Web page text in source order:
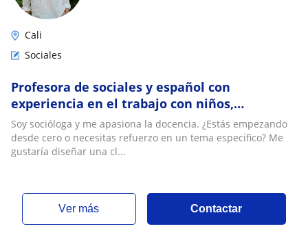
Cali
Sociales
Profesora de sociales y español con
experiencia en el trabajo con niños,
adolescentes y adultos
Soy socióloga y me apasiona la docencia. ¿Estás empezando
desde cero o necesitas refuerzo en un tema específico? Me
gustaría diseñar una cl...
ver más Contactar